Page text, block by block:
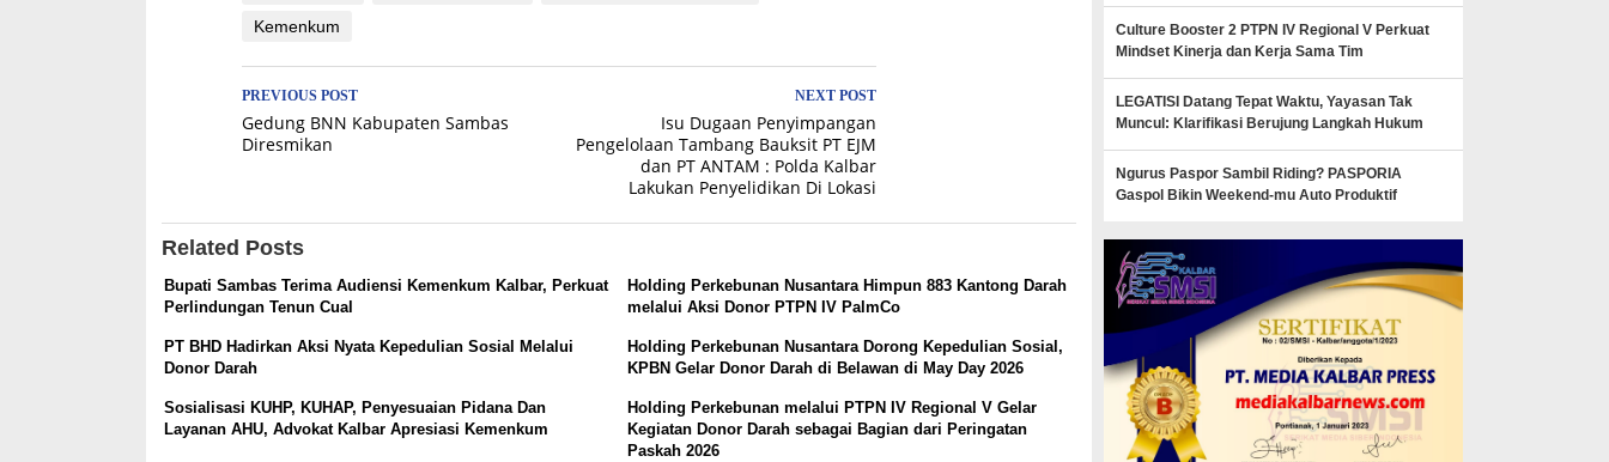
Kemenkum
Post
navigation
PREVIOUS POST
Gedung BNN Kabupaten Sambas
Diresmikan
NEXT POST
Isu Dugaan Penyimpangan
Pengelolaan Tambang Bauksit PT EJM
dan PT ANTAM : Polda Kalbar
Lakukan Penyelidikan Di Lokasi
Related Posts
Bupati Sambas Terima Audiensi Kemenkum Kalbar, Perkuat
Perlindungan Tenun Cual
Holding Perkebunan Nusantara Himpun 883 Kantong Darah
melalui Aksi Donor PTPN IV PalmCo
PT BHD Hadirkan Aksi Nyata Kepedulian Sosial Melalui
Donor Darah
Holding Perkebunan Nusantara Dorong Kepedulian Sosial,
KPBN Gelar Donor Darah di Belawan di May Day 2026
Sosialisasi KUHP, KUHAP, Penyesuaian Pidana Dan
Layanan AHU, Advokat Kalbar Apresiasi Kemenkum
Holding Perkebunan melalui PTPN IV Regional V Gelar
Kegiatan Donor Darah sebagai Bagian dari Peringatan
Paskah 2026
Culture Booster 2 PTPN IV Regional V Perkuat
Mindset Kinerja dan Kerja Sama Tim
LEGATISI Datang Tepat Waktu, Yayasan Tak
Muncul: Klarifikasi Berujung Langkah Hukum
Ngurus Paspor Sambil Riding? PASPORIA
Gaspol Bikin Weekend-mu Auto Produktif